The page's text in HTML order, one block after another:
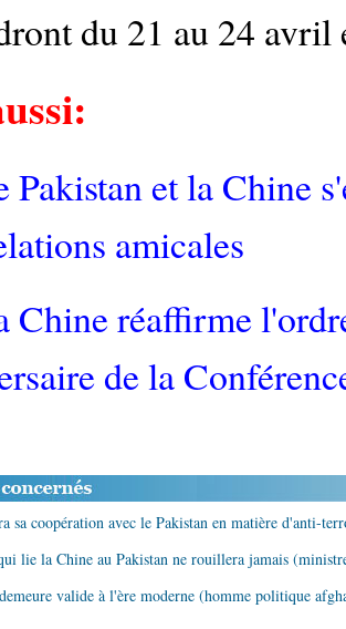
du 21 au 24
Pakistan et la Chine
amicales
Chine réaffirme
de la
sa coopération avec le Pakistan en matière d'anti-
lie la Chine au Pakistan ne rouillera jamais
valide à l'ère moderne (homme politique